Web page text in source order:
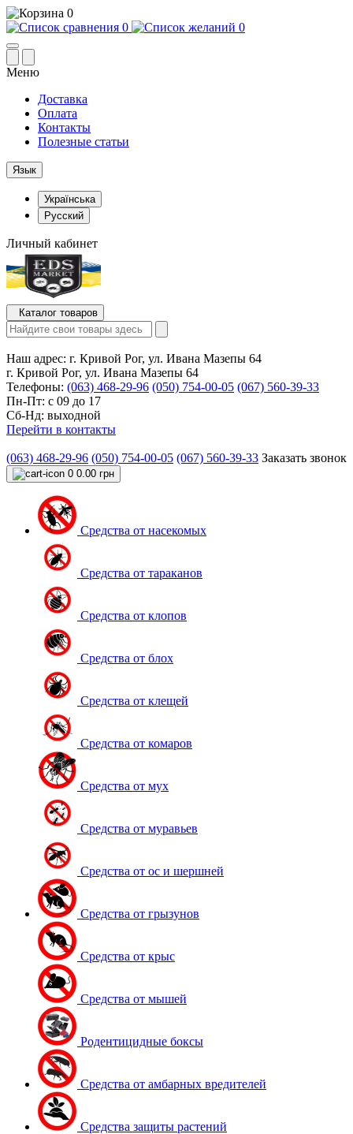
0
0
0
Меню
Доставка
Оплата
Контакты
Полезные статьи
Язык
Українська
Русский
Личный кабинет
Каталог товаров
Наш адрес: г. Кривой Рог, ул. Ивана Мазепы 64
г. Кривой Рог, ул. Ивана Мазепы 64
Телефоны: (063) 468-29-96 (050) 754-00-05 (067) 560-39-33
Пн-Пт: с 09 до 17
Сб-Нд: выходной
Перейти в контакты
(063) 468-29-96 (050) 754-00-05 (067) 560-39-33 Заказать звонок
0 0.00 грн
Средства от насекомых
Средства от тараканов
Средства от клопов
Средства от блох
Средства от клещей
Средства от комаров
Средства от мух
Средства от муравьев
Средства от ос и шершней
Средства от грызунов
Средства от крыс
Средства от мышей
Родентицидные боксы
Средства от амбарных вредителей
Средства защиты растений